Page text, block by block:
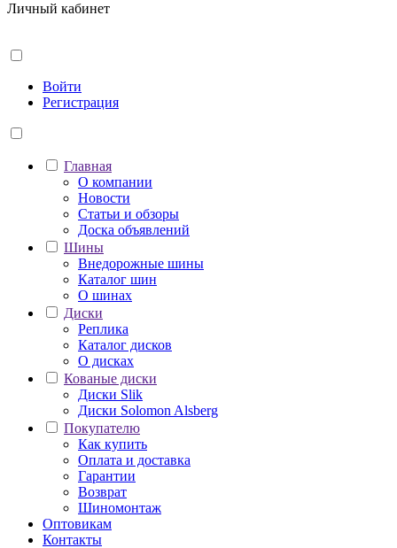
Личный кабинет
Войти
Регистрация
Главная
О компании
Новости
Статьи и обзоры
Доска объявлений
Шины
Внедорожные шины
Каталог шин
О шинах
Диски
Реплика
Каталог дисков
О дисках
Кованые диски
Диски Slik
Диски Solomon Alsberg
Покупателю
Как купить
Оплата и доставка
Гарантии
Возврат
Шиномонтаж
Оптовикам
Контакты